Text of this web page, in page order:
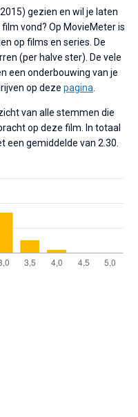
gezien en wil je laten
vond? Op MovieMeter is
op films en series. De
(per halve ster). De vele
een onderbouwing van je
op deze pagina
van alle stemmen die
op deze film. In totaal
gemiddelde van 2.30.